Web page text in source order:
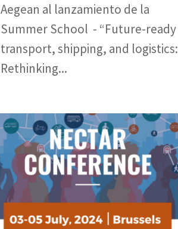
Aegean al lanzamiento de la
Summer School - “Future-ready
transport, shipping, and logistics:
Rethinking...